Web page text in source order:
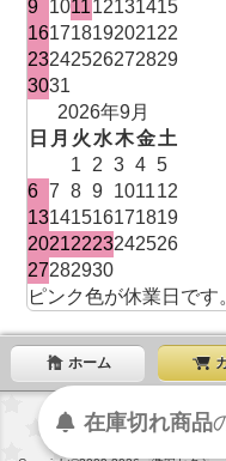
9 101112131415
16171819202122
23242526272829
3031
2026年9月
日 月 火 水木金土
1
2 3 4 5
6 7 8 9 101112
13141516171819
20212223242526
27282930
ピンク色が休業日です
ホーム
表示切替 :
在庫切れ商品